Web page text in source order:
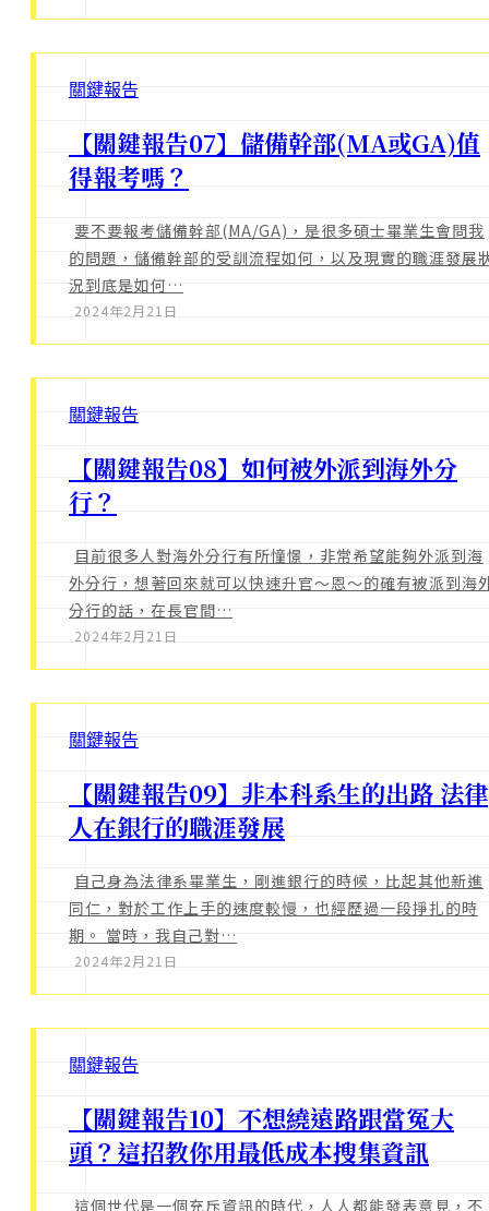
關鍵報告
【關鍵報告07】儲備幹部(MA或GA)值
得報考嗎？
要不要報考儲備幹部(MA/GA)，是很多碩士畢業生會問我
的問題，儲備幹部的受訓流程如何，以及現實的職涯發展
況到底是如何…
2024年2月21日
關鍵報告
【關鍵報告08】如何被外派到海外分
行？
目前很多人對海外分行有所憧憬，非常希望能夠外派到海
外分行，想著回來就可以快速升官～恩～的確有被派到海
分行的話，在長官間…
2024年2月21日
關鍵報告
【關鍵報告09】非本科系生的出路 法律
人在銀行的職涯發展
自己身為法律系畢業生，剛進銀行的時候，比起其他新進
同仁，對於工作上手的速度較慢，也經歷過一段掙扎的時
期。 當時，我自己對…
2024年2月21日
關鍵報告
【關鍵報告10】不想繞遠路跟當冤大
頭？這招教你用最低成本搜集資訊
這個世代是一個充斥資訊的時代，人人都能發表意見，不